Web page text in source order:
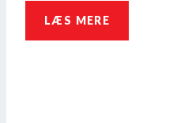
LÆS MERE